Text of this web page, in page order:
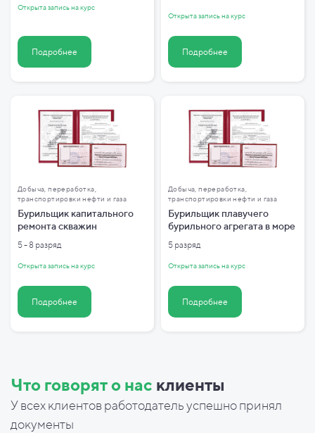
Открыта запись на курс
Подробнее
Открыта запись на курс
Подробнее
Добыча, переработка,
транспортировки нефти и газа
Бурильщик капитального
ремонта скважин
5 - 8 разряд
Открыта запись на курс
Подробнее
Добыча, переработка,
транспортировки нефти и газа
Бурильщик плавучего
бурильного агрегата в море
5 разряд
Открыта запись на курс
Подробнее
Что говорят о нас клиенты
У всех клиентов работодатель успешно принял
документы